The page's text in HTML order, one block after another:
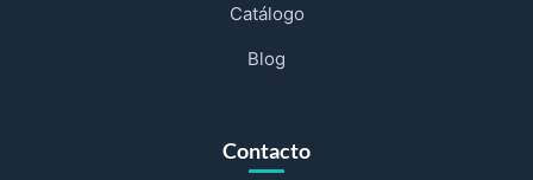
Catálogo
Blog
Contacto